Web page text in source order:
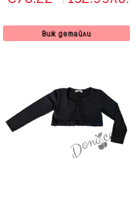
качулка и снежна
Виж детайли